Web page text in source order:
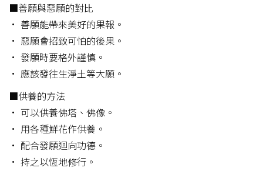
■善願與惡願的對比
• 善願能帶來美好的果報。
• 惡願會招致可怕的後果。
• 發願時要格外謹慎。
• 應該發往生淨土等大願。
■供養的方法
• 可以供養佛塔、佛像。
• 用各種鮮花作供養。
• 配合發願迴向功德。
• 持之以恆地修行。